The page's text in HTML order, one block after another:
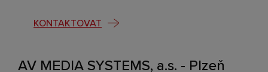
KONTAKTOVAT
AV MEDIA SYSTEMS, a.s. - Plzeň